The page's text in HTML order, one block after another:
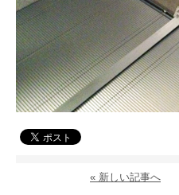
« 新しい記事へ